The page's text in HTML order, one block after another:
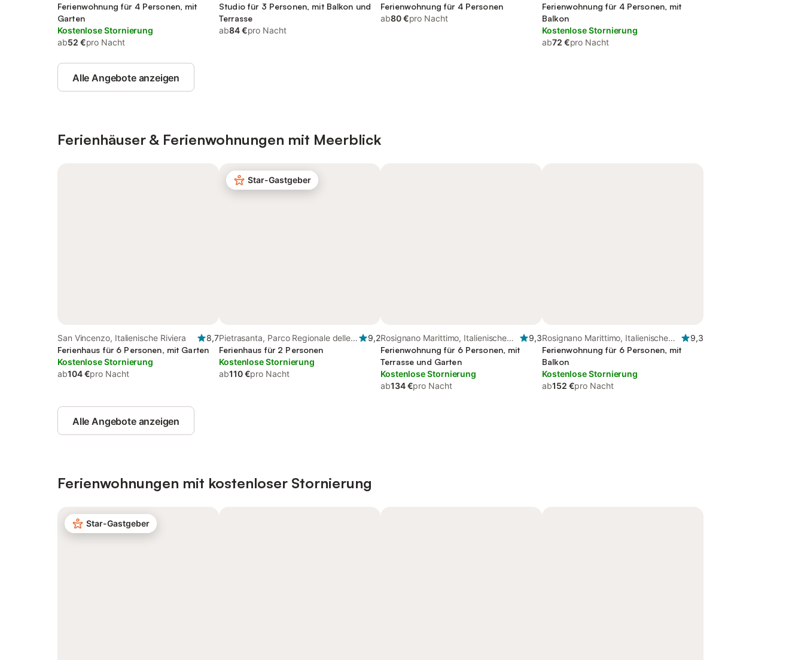
Ferienwohnung für 4 Personen, mit
Garten
Kostenlose Stornierung
ab52 €pro Nacht
Riviera
Studio für 3 Personen, mit Balkon und
Terrasse
ab84 €pro Nacht
Ferienwohnung für 4 Personen
ab80 €pro Nacht
Ferienwohnung für 4 Personen, mit
Balkon
Kostenlose Stornierung
ab72 €pro Nacht
Alle Angebote anzeigen
Ferienhäuser & Ferienwohnungen mit Meerblick
San Vincenzo, Italienische Riviera
8,7
Ferienhaus für 6 Personen, mit Garten
Kostenlose Stornierung
ab104 €pro Nacht
Star-Gastgeber
Pietrasanta, Parco Regionale delle
Alpi Apuane
9,2
Ferienhaus für 2 Personen
Kostenlose Stornierung
ab110 €pro Nacht
Rosignano Marittimo, Italienische
Riviera
9,3
Ferienwohnung für 6 Personen, mit
Terrasse und Garten
Kostenlose Stornierung
ab134 €pro Nacht
Rosignano Marittimo, Italienische
Riviera
9,3
Ferienwohnung für 6 Personen, mit
Balkon
Kostenlose Stornierung
ab152 €pro Nacht
Alle Angebote anzeigen
Ferienwohnungen mit kostenloser Stornierung
Star-Gastgeber